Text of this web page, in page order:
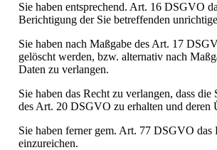
Sie haben entsprechend. Art. 16 DSGVO
Berichtigung der Sie betreffenden
Sie haben nach Maßgabe des Art. 17
gelöscht werden, bzw. alternativ nach
Daten zu verlangen.
Sie haben das Recht zu verlangen, dass
des Art. 20 DSGVO zu erhalten und deren
Sie haben ferner gem. Art. 77 DSGVO das
einzureichen.